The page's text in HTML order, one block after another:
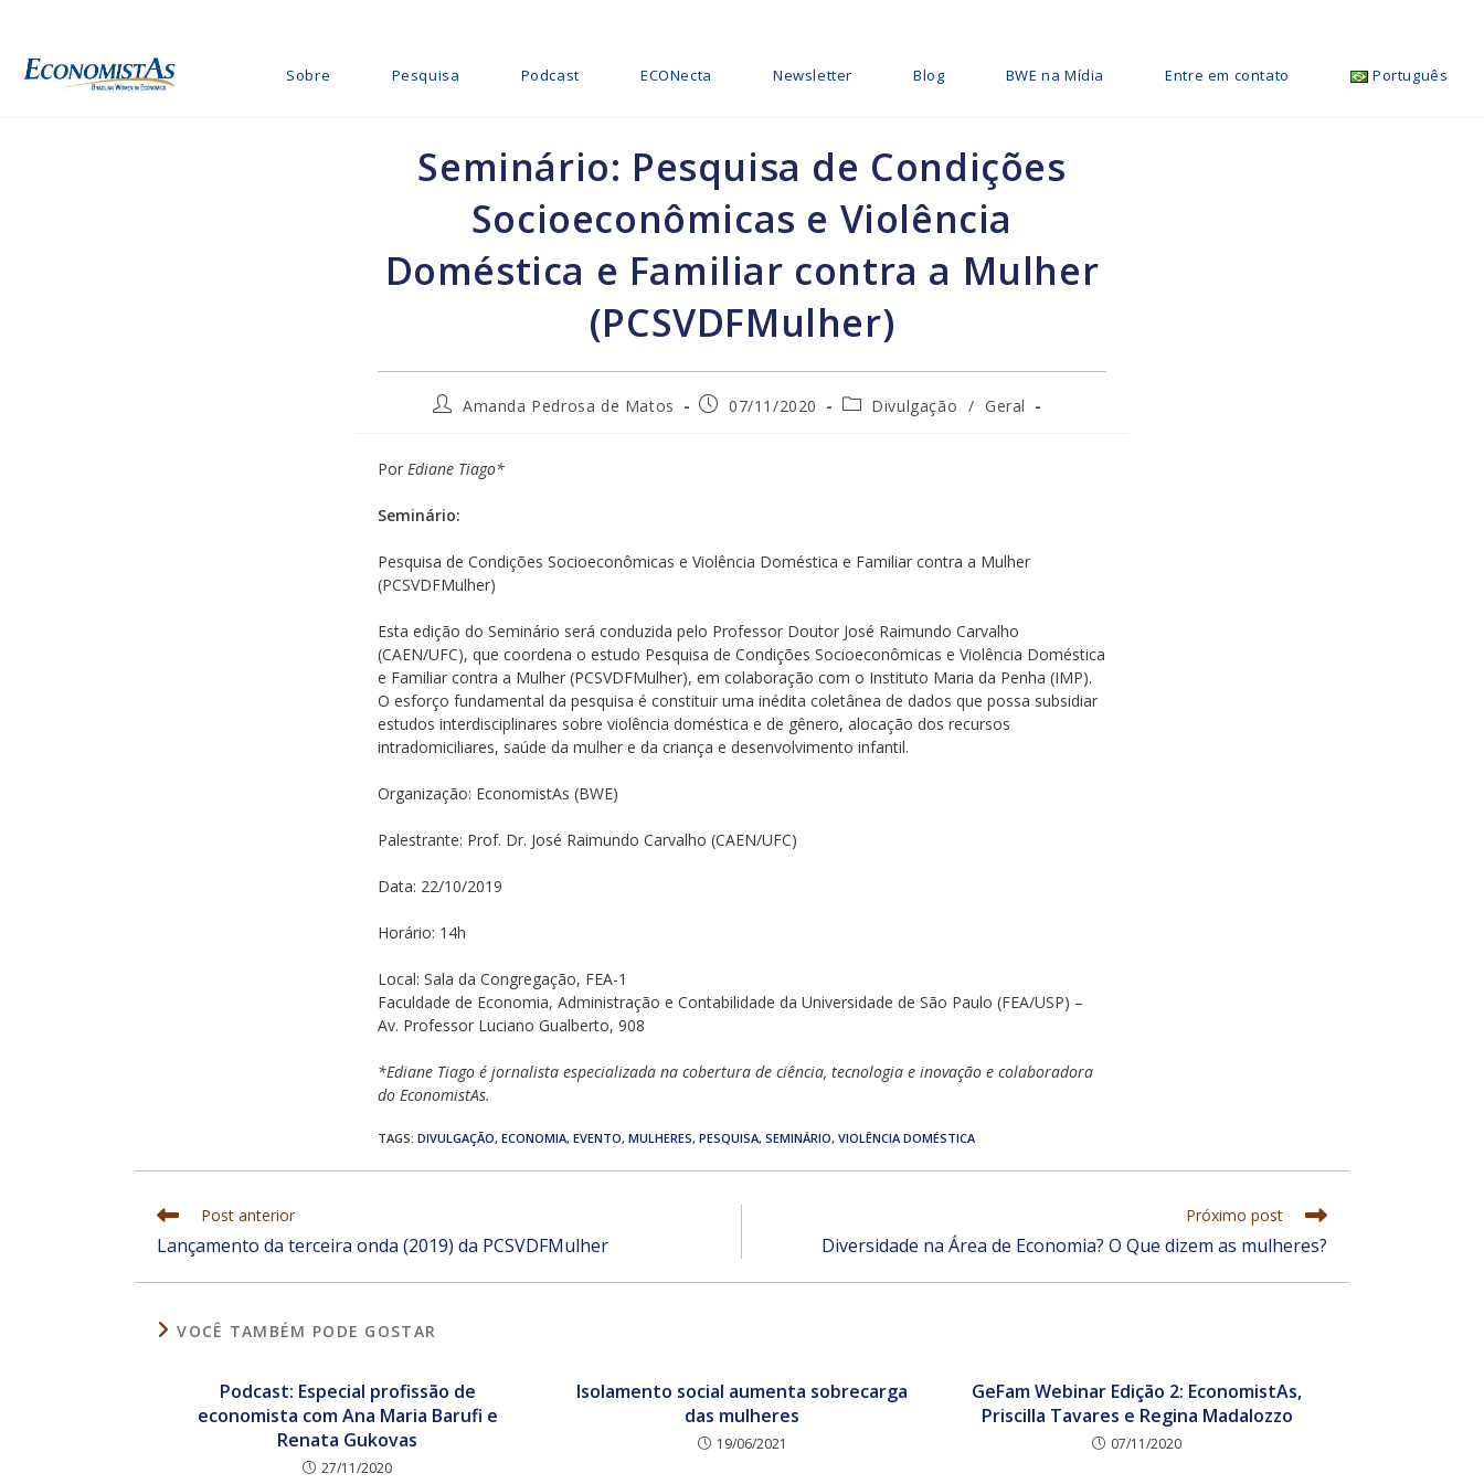
conteúdo
Sobre Pesquisa Podcast ECONecta Newsletter Blog BWE na Mídia Entre em contato Português
Seminário: Pesquisa de Condições
Socioeconômicas e Violência
Doméstica e Familiar contra a Mulher
(PCSVDFMulher)
AutorAmanda Pedrosa de Matos
Post07/11/2020
Categoria
Divulgação / Geral
Por Ediane Tiago*
Seminário:
Pesquisa de Condições Socioeconômicas e Violência Doméstica e Familiar contra a Mulher
(PCSVDFMulher)
Esta edição do Seminário será conduzida pelo Professor Doutor José Raimundo Carvalho
(CAEN/UFC), que coordena o estudo Pesquisa de Condições Socioeconômicas e Violência Doméstica
e Familiar contra a Mulher (PCSVDFMulher), em colaboração com o Instituto Maria da Penha (IMP).
O esforço fundamental da pesquisa é constituir uma inédita coletânea de dados que possa subsidiar
estudos interdisciplinares sobre violência doméstica e de gênero, alocação dos recursos
intradomiciliares, saúde da mulher e da criança e desenvolvimento infantil.
Organização: EconomistAs (BWE)
Palestrante: Prof. Dr. José Raimundo Carvalho (CAEN/UFC)
Data: 22/10/2019
Horário: 14h
Local: Sala da Congregação, FEA-1
Faculdade de Economia, Administração e Contabilidade da Universidade de São Paulo (FEA/USP) –
Av. Professor Luciano Gualberto, 908
*Ediane Tiago é jornalista especializada na cobertura de ciência, tecnologia e inovação e colaboradora
do EconomistAs.
TAGS: DIVULGAÇÃO, ECONOMIA, EVENTO, MULHERES, PESQUISA, SEMINÁRIO, VIOLÊNCIA DOMÉSTICA
Leia
mais
artigos
Post anterior
Lançamento da terceira onda (2019) da PCSVDFMulher
Próximo post
Diversidade na Área de Economia? O Que dizem as mulheres?
VOCÊ TAMBÉM PODE GOSTAR
Podcast: Especial profissão de
economista com Ana Maria Barufi e
Renata Gukovas
27/11/2020
Isolamento social aumenta sobrecarga
das mulheres
19/06/2021
GeFam Webinar Edição 2: EconomistAs,
Priscilla Tavares e Regina Madalozzo
07/11/2020